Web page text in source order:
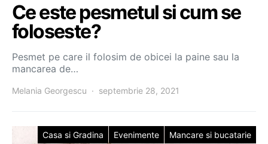
Ce este pesmetul si cum se
foloseste?
Pesmet pe care il folosim de obicei la paine sau la
mancarea de…
Melania Georgescu septembrie 28, 2021
Casa si Gradina Evenimente Mancare si bucatarie